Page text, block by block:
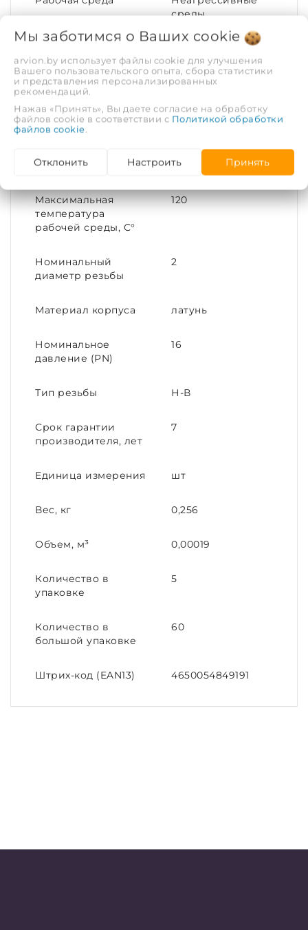
среды
Никелирование
Тип соединения Переходное
Материал Латунь
размер
Максимальная
температура
рабочей среды, С°
120
Номинальный
диаметр резьбы
2
Материал корпуса латунь
Номинальное
давление (PN)
16
Тип резьбы Н-В
Срок гарантии
производителя, лет
7
Единица измерения шт
Вес, кг 0,256
Объем, м³ 0,00019
Количество в
упаковке
5
Количество в
большой упаковке
60
Штрих-код (EAN13) 4650054849191
Мы заботимся о Ваших cookie
arvion.by использует файлы cookie для улучшения
Вашего пользовательского опыта, сбора статистики
и представления персонализированных
рекомендаций.
Нажав «Принять», Вы даете согласие на обработку
файлов cookie в соответствии с Политикой обработки
файлов cookie.
Отклонить Настроить Принять